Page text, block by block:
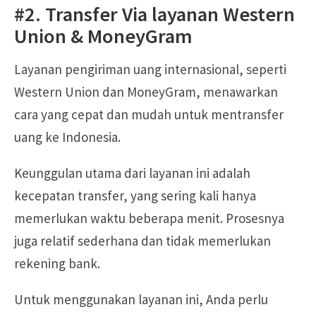
#2. Transfer Via layanan Western
Union & MoneyGram
Layanan pengiriman uang internasional, seperti
Western Union dan MoneyGram, menawarkan
cara yang cepat dan mudah untuk mentransfer
uang ke Indonesia.
Keunggulan utama dari layanan ini adalah
kecepatan transfer, yang sering kali hanya
memerlukan waktu beberapa menit. Prosesnya
juga relatif sederhana dan tidak memerlukan
rekening bank.
Untuk menggunakan layanan ini, Anda perlu